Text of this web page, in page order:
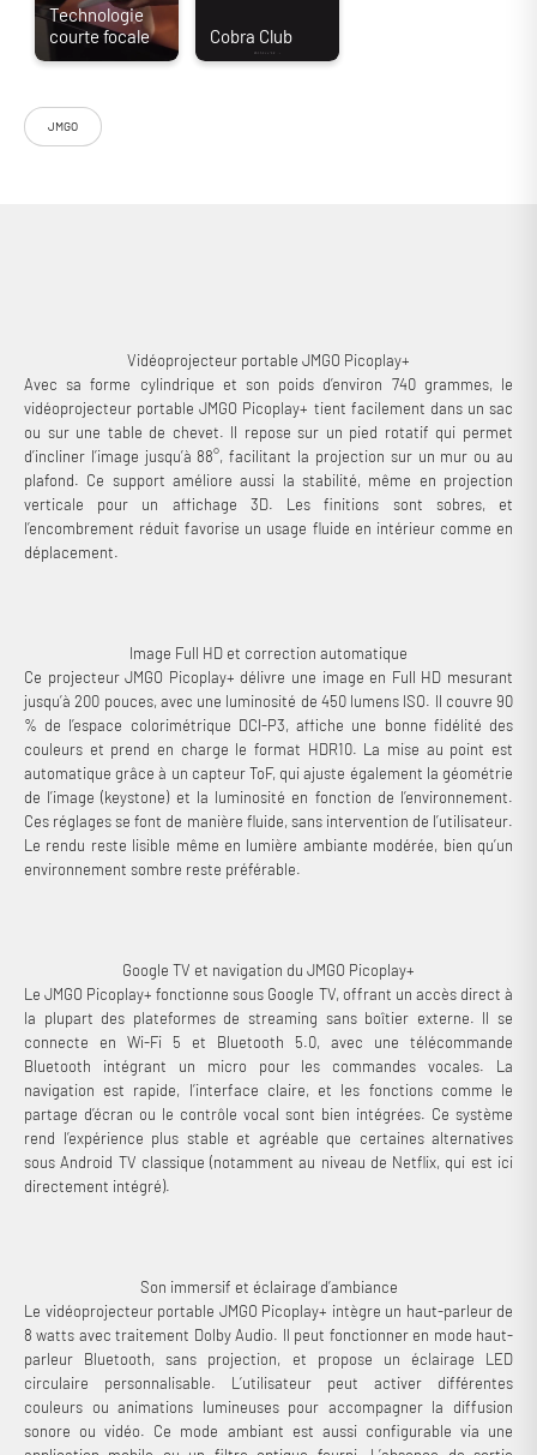
JMGO
Le JMGO Picoplay+ est un vidéoprojecteur portable Full HD qui combine
Vidéoprojecteur portable JMGO Picoplay+
Avec sa forme cylindrique et son poids d’environ 740 grammes, le
vidéoprojecteur portable JMGO Picoplay+ tient facilement dans un sac
ou sur une table de chevet. Il repose sur un pied rotatif qui permet
d’incliner l’image jusqu’à 88°, facilitant la projection sur un mur ou au
plafond. Ce support améliore aussi la stabilité, même en projection
verticale pour un affichage 3D. Les finitions sont sobres, et
l’encombrement réduit favorise un usage fluide en intérieur comme en
déplacement.
Image Full HD et correction automatique
Ce projecteur JMGO Picoplay+ délivre une image en Full HD mesurant
jusqu’à 200 pouces, avec une luminosité de 450 lumens ISO. Il couvre 90
% de l’espace colorimétrique DCI-P3, affiche une bonne fidélité des
couleurs et prend en charge le format HDR10. La mise au point est
automatique grâce à un capteur ToF, qui ajuste également la géométrie
de l’image (keystone) et la luminosité en fonction de l’environnement.
Ces réglages se font de manière fluide, sans intervention de l’utilisateur.
Le rendu reste lisible même en lumière ambiante modérée, bien qu’un
environnement sombre reste préférable.
Google TV et navigation du JMGO Picoplay+
Le JMGO Picoplay+ fonctionne sous Google TV, offrant un accès direct à
la plupart des plateformes de streaming sans boîtier externe. Il se
connecte en Wi-Fi 5 et Bluetooth 5.0, avec une télécommande
Bluetooth intégrant un micro pour les commandes vocales. La
navigation est rapide, l’interface claire, et les fonctions comme le
partage d’écran ou le contrôle vocal sont bien intégrées. Ce système
rend l’expérience plus stable et agréable que certaines alternatives
sous Android TV classique (notamment au niveau de Netflix, qui est ici
directement intégré).
Son immersif et éclairage d’ambiance
Le vidéoprojecteur portable JMGO Picoplay+ intègre un haut-parleur de
8 watts avec traitement Dolby Audio. Il peut fonctionner en mode haut-
parleur Bluetooth, sans projection, et propose un éclairage LED
circulaire personnalisable. L’utilisateur peut activer différentes
couleurs ou animations lumineuses pour accompagner la diffusion
sonore ou vidéo. Ce mode ambiant est aussi configurable via une